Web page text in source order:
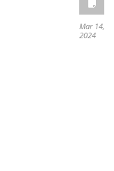
Mar 14,
2024